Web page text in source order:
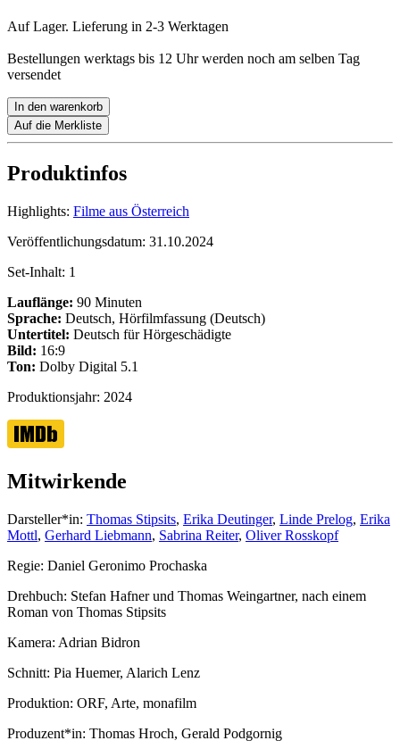
Auf Lager. Lieferung in 2-3 Werktagen
Bestellungen werktags bis 12 Uhr werden noch am selben Tag
versendet
In den warenkorb
Auf die Merkliste
Produktinfos
Highlights: Filme aus Österreich
Veröffentlichungsdatum: 31.10.2024
Set-Inhalt: 1
Lauflänge: 90 Minuten
Sprache: Deutsch, Hörfilmfassung (Deutsch)
Untertitel: Deutsch für Hörgeschädigte
Bild: 16:9
Ton: Dolby Digital 5.1
Produktionsjahr: 2024
Mitwirkende
Darsteller*in: Thomas Stipsits, Erika Deutinger, Linde Prelog, Erika
Mottl, Gerhard Liebmann, Sabrina Reiter, Oliver Rosskopf
Regie: Daniel Geronimo Prochaska
Drehbuch: Stefan Hafner und Thomas Weingartner, nach einem
Roman von Thomas Stipsits
Kamera: Adrian Bidron
Schnitt: Pia Huemer, Alarich Lenz
Produktion: ORF, Arte, monafilm
Produzent*in: Thomas Hroch, Gerald Podgornig